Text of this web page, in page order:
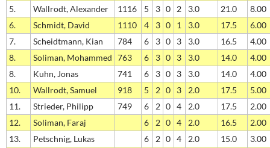
5.
Wallrodt, Alexander 1116 5 3 0 2 3.0 21.0
8.00
6.
Schmidt, David 1110 4 3 0 1 3.0 17.5
6.00
7.
Scheidtmann, Kian 784 6 3 0 3 3.0 16.5
4.00
8.
Soliman, Mohammed 763 6 3 0 3 3.0 14.0
4.00
8.
Kuhn, Jonas 741 6 3 0 3 3.0 14.0
4.00
10.
Wallrodt, Samuel 918 5 2 0 3 2.0 17.5
5.00
11.
Strieder, Philipp 749 6 2 0 4 2.0 17.5
2.00
12.
Soliman, Faraj 6 2 0 4 2.0 16.5
2.00
13.
Petschnig, Lukas 6 2 0 4 2.0 15.0
3.00